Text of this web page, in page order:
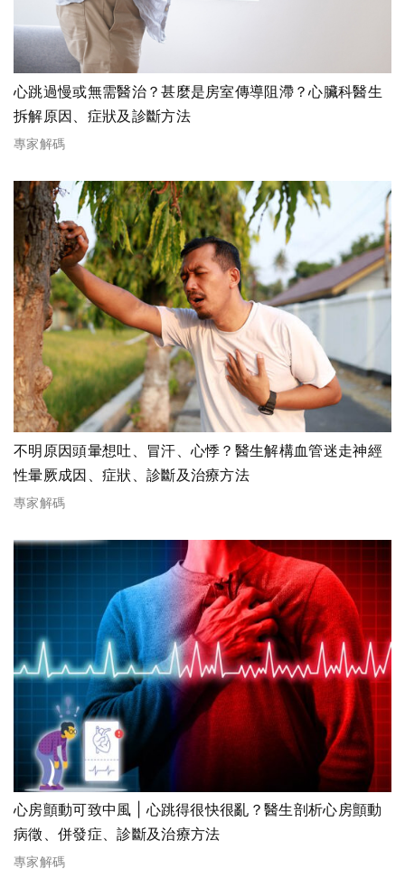
心跳過慢或無需醫治？甚麼是房室傳導阻滯？心臟科醫生
拆解原因、症狀及診斷方法
專家解碼
不明原因頭暈想吐、冒汗、心悸？醫生解構血管迷走神經
性暈厥成因、症狀、診斷及治療方法
專家解碼
心房顫動可致中風 | 心跳得很快很亂？醫生剖析心房顫動
病徵、併發症、診斷及治療方法
專家解碼